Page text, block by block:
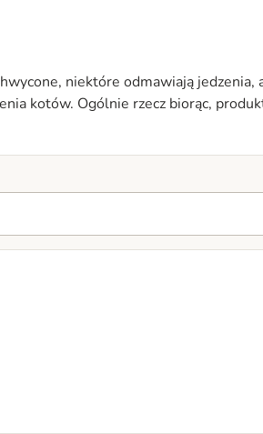
niektóre odmawiają jedzenia,
kotów. Ogólnie rzecz biorąc,